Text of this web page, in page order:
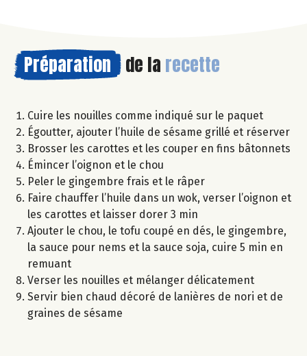
Préparation de la recette
Cuire les nouilles comme indiqué sur le paquet
Égoutter, ajouter l’huile de sésame grillé et réserver
Brosser les carottes et les couper en fins bâtonnets
Émincer l’oignon et le chou
Peler le gingembre frais et le râper
Faire chauffer l’huile dans un wok, verser l’oignon et
les carottes et laisser dorer 3 min
Ajouter le chou, le tofu coupé en dés, le gingembre,
la sauce pour nems et la sauce soja, cuire 5 min en
remuant
Verser les nouilles et mélanger délicatement
Servir bien chaud décoré de lanières de nori et de
graines de sésame